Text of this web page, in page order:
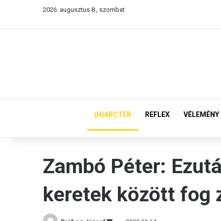
2026. augusztus 8., szombat
(H)ARCTÉR REFLEX VÉLEMÉNY
Zambó Péter:
keretek között fog